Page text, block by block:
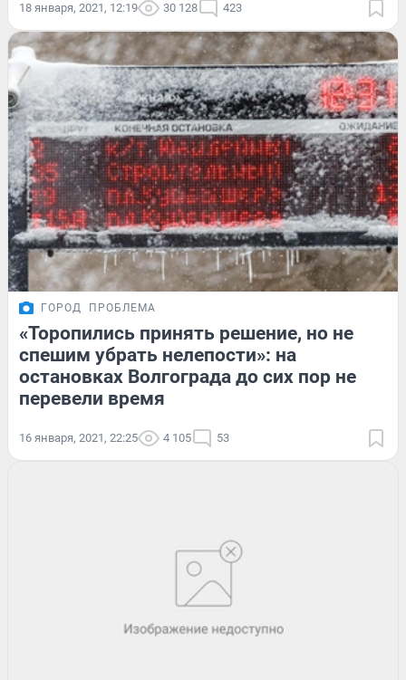
18 января, 2021, 12:19 30 128 423
ГОРОД ПРОБЛЕМА
«Торопились принять решение, но не
спешим убрать нелепости»: на
остановках Волгограда до сих пор не
перевели время
16 января, 2021, 22:25 4 105 53